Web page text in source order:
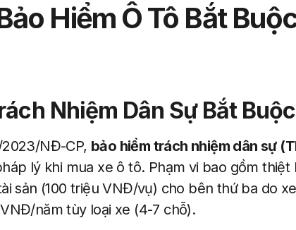
Hiểm Ô Tô Bắt
Nhiệm Dân Sự Bắt Buộc
NĐ-CP, bảo hiểm trách nhiệm dân sự
lý khi mua xe ô tô. Phạm vi bao gồm thiệt
sản (100 triệu VNĐ/vụ) cho bên thứ ba do
năm tùy loại xe (4-7 chỗ).